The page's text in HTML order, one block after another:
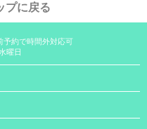
プに戻る
約で時間外対応可
曜日